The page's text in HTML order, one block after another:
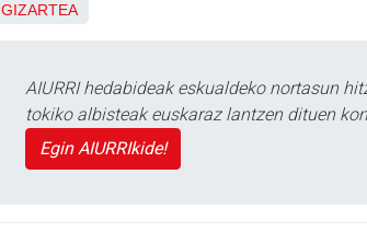
GIZARTEA
AIURRI hedabideak eskualdeko nortasun
tokiko albisteak euskaraz lantzen dituen
Egin AIURRIkide!